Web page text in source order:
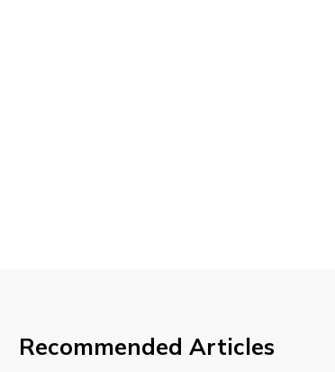
Recommended Articles